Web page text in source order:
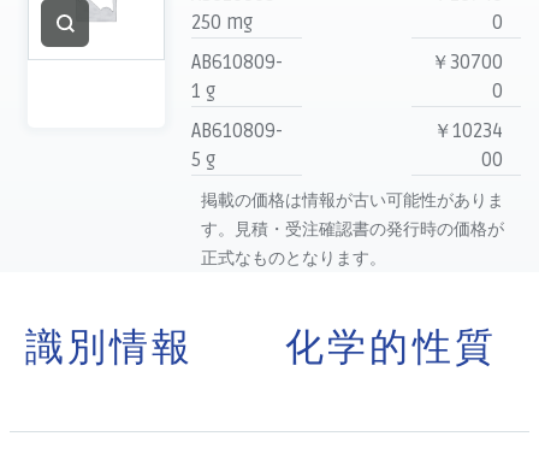
製品検索
見積発行
250 mg
0
AB610809-
1 g
￥30700
0
AB610809-
5 g
￥10234
00
掲載の価格は情報が古い可能性がありま
す。見積・受注確認書の発行時の価格が
正式なものとなります。
識別情報 化学的性質